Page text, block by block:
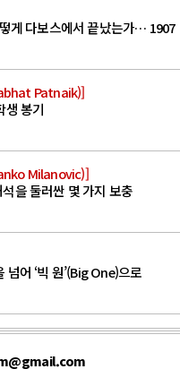
게 다보스에서 끝났는가… 1907
Patnaik)]
생 봉기
Milanovic)]
을 둘러싼 몇 가지 보충
넘어 ‘빅 원’(Big One)으로